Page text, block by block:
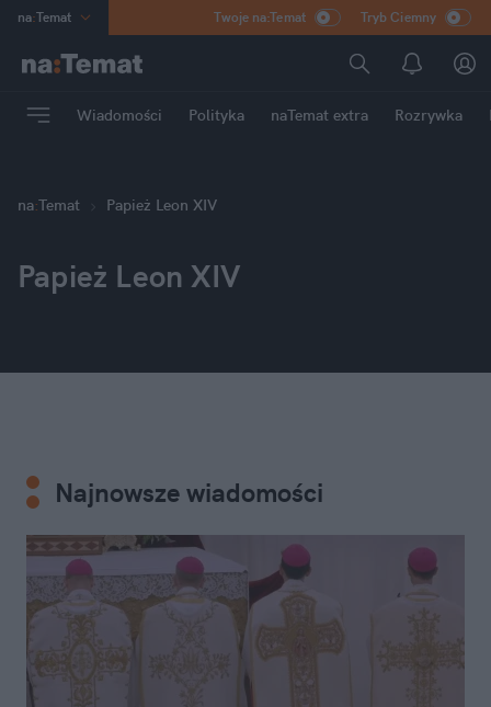
na:Temat
Poland
mama
Rozrywka
Twoje na:Temat Tryb Ciemny
Wiadomości Polityka naTemat extra Rozrywka
na:Temat Papież Leon XIV
Papież Leon XIV
Najnowsze wiadomości